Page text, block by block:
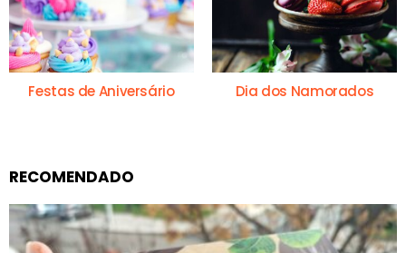
Festas de Aniversário Dia dos Namorados
RECOMENDADO